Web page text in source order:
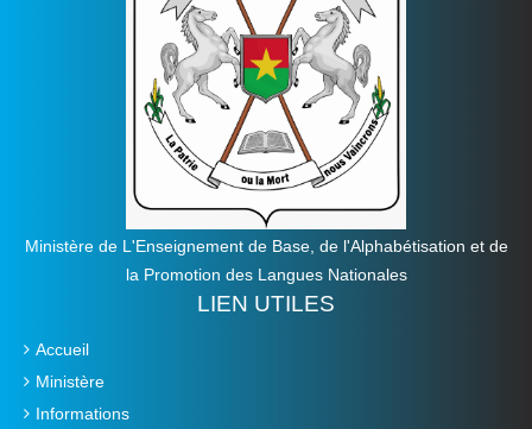
Ministère de L'Enseignement de Base, de l'Alphabétisation et de
la Promotion des Langues Nationales
LIEN UTILES
Accueil
Ministère
Informations